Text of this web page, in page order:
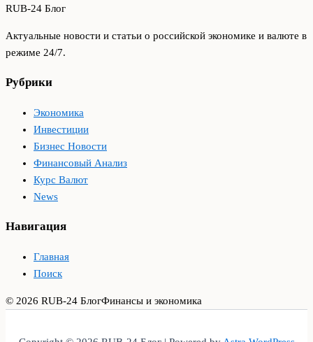
RUB-24 Блог
Актуальные новости и статьи о российской экономике и валюте в
режиме 24/7.
Рубрики
Экономика
Инвестиции
Бизнес Новости
Финансовый Анализ
Курс Валют
News
Навигация
Главная
Поиск
© 2026 RUB-24 БлогФинансы и экономика